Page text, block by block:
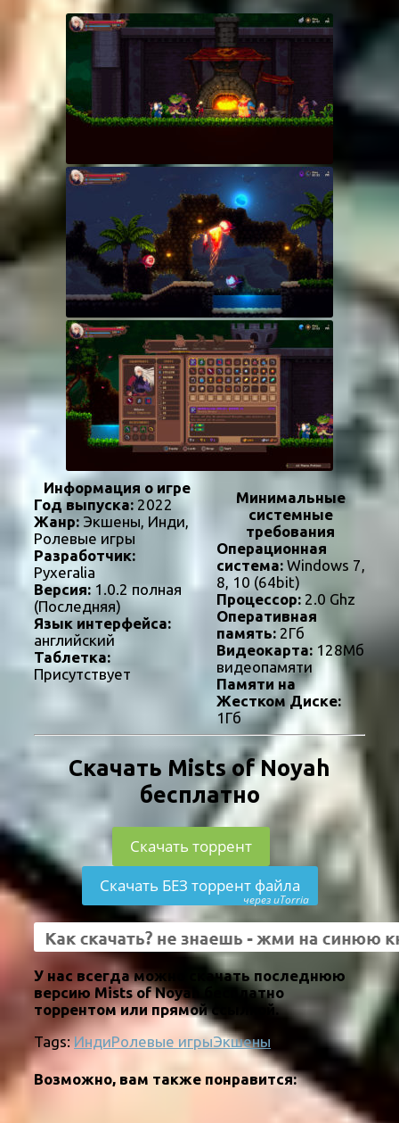
Информация о игре
Год выпуска: 2022
Жанр: Экшены, Инди,
Ролевые игры
Разработчик:
Pyxeralia
Версия: 1.0.2 полная
(Последняя)
Язык интерфейса:
английский
Таблетка:
Присутствует
Минимальные
системные
требования
Операционная
система:Windows 7,
8, 10 (64bit)
Процессор:2.0 Ghz
Оперативная
память:2Гб
Видеокарта:128Мб
видеопамяти
Памяти на
Жестком Диске:
1Гб
Скачать Mists of Noyah
бесплатно
Скачать торрент
Скачать БЕЗ торрент файла
через uTorria
У нас всегда можно скачать последнюю
версию Mists of Noyah бесплатно
торрентом или прямой ссылкой.
Tags: ИндиРолевые игрыЭкшены
Возможно, вам также понравится: